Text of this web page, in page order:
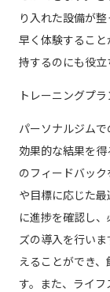
り入れた設備が
早く体験するこ
持するのにも役立
トレーニングプ
パーソナルジム
効果的な結果を
のフィードバッ
や目標に応じた
に進捗を確認し
ズの導入を行い
えることができ
す。また、ライ